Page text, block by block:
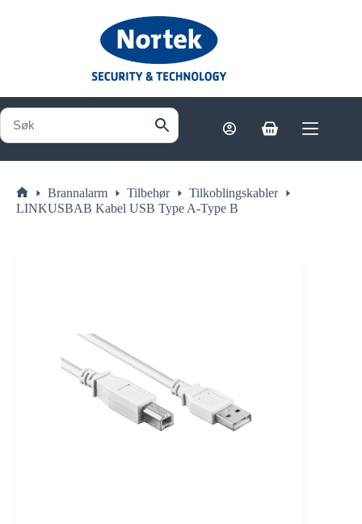
Handlekurv
Hjem
Brannalarm Tilbehør
Tilkoblingskabler
LINKUSBAB Kabel USB Type A-Type B